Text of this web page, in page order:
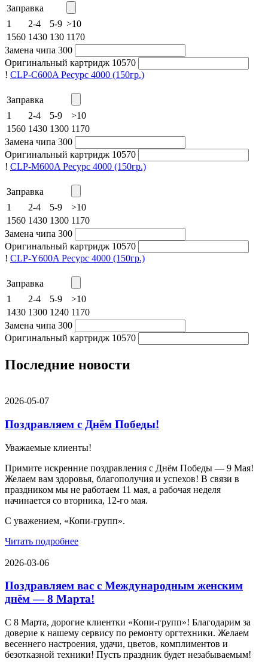
Заправка
1
2-4 5-9 >10
1560 1430 130 1170
Замена чипа 300
Оригинальный картридж 10570
! CLP-C600A Ресурс 4000 (150гр.)
Заправка
1
2-4 5-9
>10
1560 1430 1300 1170
Замена чипа 300
Оригинальный картридж 10570
! CLP-M600A Ресурс 4000 (150гр.)
Заправка
1
2-4 5-9
>10
1560 1430 1300 1170
Замена чипа 300
Оригинальный картридж 10570
! CLP-Y600A Ресурс 4000 (150гр.)
Заправка
1
2-4 5-9
>10
1430 1300 1240 1170
Замена чипа 300
Оригинальный картридж 10570
Последние новости
2026-05-07
Поздравляем с Днём Победы!
Уважаемые клиенты!
Примите искренние поздравления с Днём Победы — 9 Мая!
Желаем вам здоровья, благополучия и успехов! В связи в
праздником мы не работаем 11 мая, а рабочая неделя
начинается со вторника, 12-го мая.
С уважением, «Копи-групп».
Читать подробнее
2026-03-06
Поздравляем вас с Международным женским
днём — 8 Марта!
С 8 Марта, дорогие клиентки «Копи‑групп»! Благодарим за
доверие к нашему сервису по ремонту оргтехники. Желаем
весеннего настроения, удачи, цветов, комплиментов и
безотказной техники! Пусть праздник будет незабываемым!